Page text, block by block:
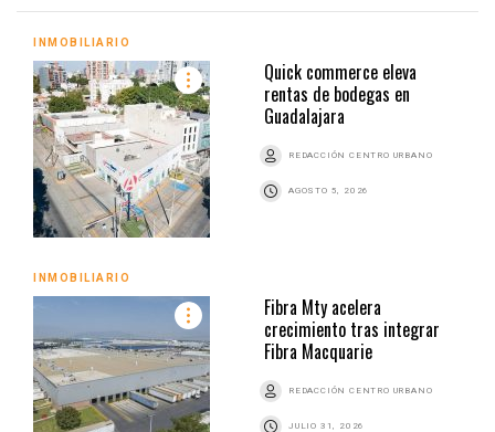
INMOBILIARIO
Quick commerce eleva
rentas de bodegas en
Guadalajara
REDACCIÓN CENTRO URBANO
AGOSTO 5, 2026
INMOBILIARIO
Fibra Mty acelera
crecimiento tras integrar
Fibra Macquarie
REDACCIÓN CENTRO URBANO
JULIO 31, 2026